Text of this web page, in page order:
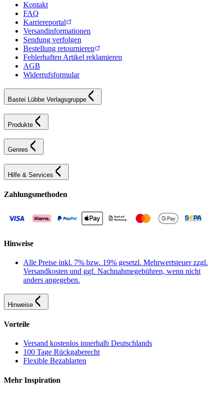
Kontakt
FAQ
Karriereportal
Versandinformationen
Sendung verfolgen
Bestellung retournieren
Fehlerhaften Artikel reklamieren
AGB
Widerrufsformular
Bastei Lübbe Verlagsgruppe
Produkte
Genres
Hilfe & Services
Zahlungsmethoden
Hinweise
Alle Preise inkl. 7% bzw. 19% gesetzl. Mehrwertsteuer zzgl.
Versandkosten und ggf. Nachnahmegebühren, wenn nicht
anders angegeben.
Hinweise
Vorteile
Versand kostenlos innerhalb Deutschlands
100 Tage Rückgaberecht
Flexible Bezahlarten
Mehr Inspiration